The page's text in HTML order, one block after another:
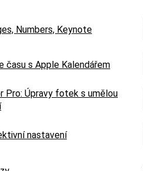
Numbers, Keynote
času s Apple Kalendářem
Pro: Úpravy fotek s umělou
nastavení